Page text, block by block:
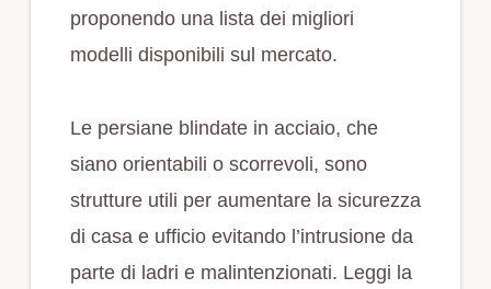
proponendo una lista dei migliori
modelli disponibili sul mercato.
Le persiane blindate in acciaio, che
siano orientabili o scorrevoli, sono
strutture utili per aumentare la sicurezza
di casa e ufficio evitando l’intrusione da
parte di ladri e malintenzionati. Leggi la